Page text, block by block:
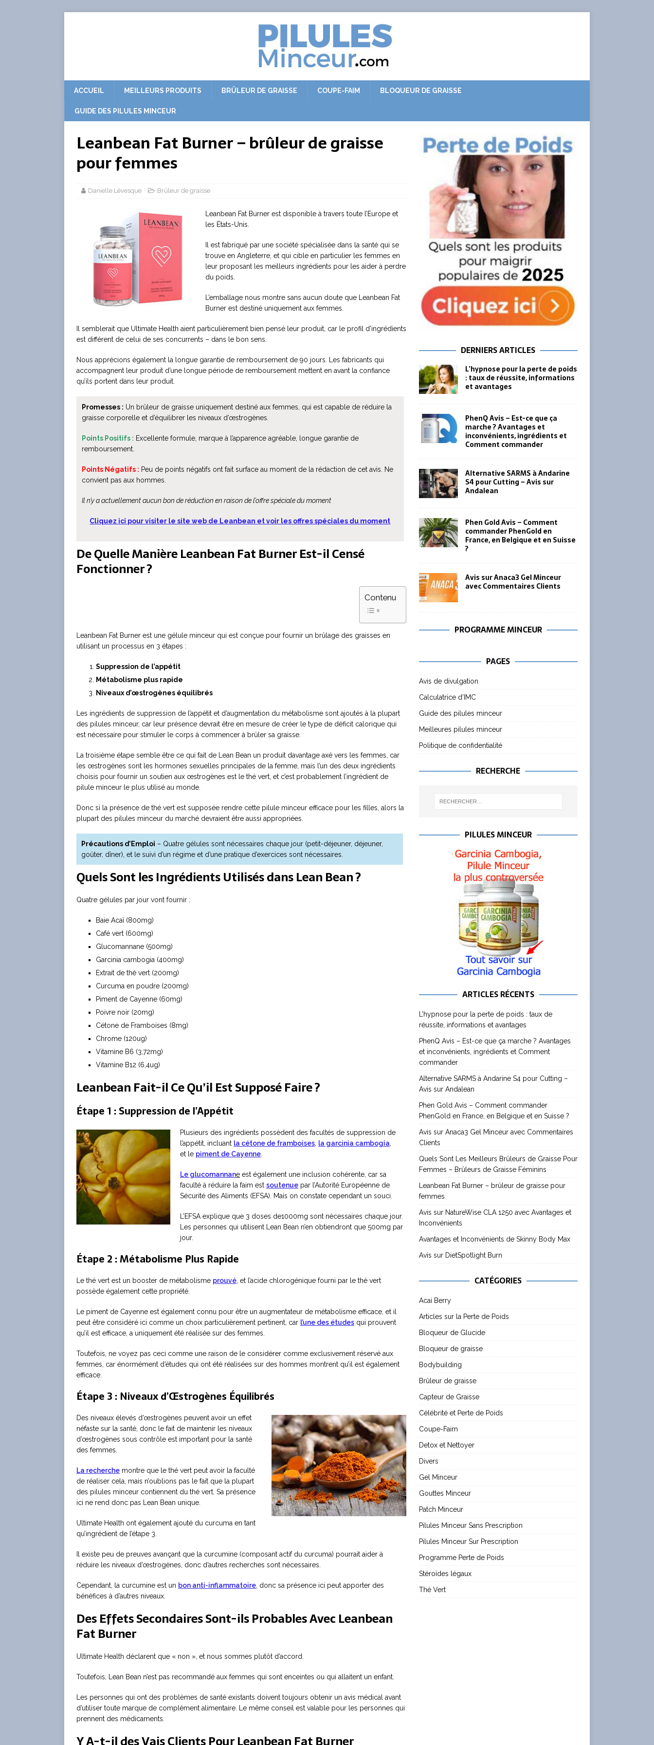
ACCUEIL MEILLEURS PRODUITS BRÛLEUR DE GRAISSE COUPE-FAIM BLOQUEUR DE GRAISSE
GUIDE DES PILULES MINCEUR
Leanbean Fat Burner – brûleur de graisse
pour femmes
Danielle Lévesque Brûleur de graisse
Leanbean Fat Burner est disponible à travers toute l’Europe et
les États-Unis.
Il est fabriqué par une société spécialisée dans la santé qui se
trouve en Angleterre, et qui cible en particulier les femmes en
leur proposant les meilleurs ingrédients pour les aider à perdre
du poids.
L’emballage nous montre sans aucun doute que Leanbean Fat
Burner est destiné uniquement aux femmes.
Il semblerait que Ultimate Health aient particulièrement bien pensé leur produit, car le profil d’ingrédients
est différent de celui de ses concurrents – dans le bon sens.
Nous apprécions également la longue garantie de remboursement de 90 jours. Les fabricants qui
accompagnent leur produit d’une longue période de remboursement mettent en avant la confiance
qu’ils portent dans leur produit.
Promesses : Un brûleur de graisse uniquement destiné aux femmes, qui est capable de réduire la
graisse corporelle et d’équilibrer les niveaux d’œstrogènes.
Points Positifs : Excellente formule, marque à l’apparence agréable, longue garantie de
remboursement.
Points Négatifs : Peu de points négatifs ont fait surface au moment de la rédaction de cet avis. Ne
convient pas aux hommes.
Il n’y a actuellement aucun bon de réduction en raison de l’offre spéciale du moment
Cliquez ici pour visiter le site web de Leanbean et voir les offres spéciales du moment
De Quelle Manière Leanbean Fat Burner Est-il Censé
Fonctionner ?
Contenu
Leanbean Fat Burner est une gélule minceur qui est conçue pour fournir un brûlage des graisses en
utilisant un processus en 3 étapes :
Suppression de l’appétit
Métabolisme plus rapide
Niveaux d’œstrogènes équilibrés
Les ingrédients de suppression de l’appétit et d’augmentation du métabolisme sont ajoutés à la plupart
des pilules minceur, car leur présence devrait être en mesure de créer le type de déficit calorique qui
est nécessaire pour stimuler le corps à commencer à brûler sa graisse.
La troisième étape semble être ce qui fait de Lean Bean un produit davantage axé vers les femmes, car
les œstrogènes sont les hormones sexuelles principales de la femme, mais l’un des deux ingrédients
choisis pour fournir un soutien aux œstrogènes est le thé vert, et c’est probablement l’ingrédient de
pilule minceur le plus utilisé au monde.
Donc si la présence de thé vert est supposée rendre cette pilule minceur efficace pour les filles, alors la
plupart des pilules minceur du marché devraient être aussi appropriées.
Précautions d’Emploi – Quatre gélules sont nécessaires chaque jour (petit-déjeuner, déjeuner,
goûter, dîner), et le suivi d’un régime et d’une pratique d’exercices sont nécessaires.
Quels Sont les Ingrédients Utilisés dans Lean Bean ?
Quatre gélules par jour vont fournir :
Baie Acaï (800mg)
Café vert (600mg)
Glucomannane (500mg)
Garcinia cambogia (400mg)
Extrait de thé vert (200mg)
Curcuma en poudre (200mg)
Piment de Cayenne (60mg)
Poivre noir (20mg)
Cétone de Framboises (8mg)
Chrome (120ug)
Vitamine B6 (3,72mg)
Vitamine B12 (6,4ug)
Leanbean Fait-il Ce Qu’il Est Supposé Faire ?
Étape 1 : Suppression de l’Appétit
Plusieurs des ingrédients possèdent des facultés de suppression de
l’appétit, incluant la cétone de framboises la garcinia cambogia
et le piment de Cayenne
Le glucomannane est également une inclusion cohérente, car sa
faculté à réduire la faim est soutenue par l’Autorité Européenne de
Sécurité des Aliments (EFSA). Mais on constate cependant un souci.
L’EFSA explique que 3 doses de1000mg sont nécessaires chaque jour.
Les personnes qui utilisent Lean Bean n’en obtiendront que 500mg par
jour.
Étape 2 : Métabolisme Plus Rapide
Le thé vert est un booster de métabolisme prouvé , et l’acide chlorogénique fourni par le thé vert
possède également cette propriété.
Le piment de Cayenne est également connu pour être un augmentateur de métabolisme efficace, et il
peut être considéré ici comme un choix particulièrement pertinent, car l’une des études qui prouvent
qu’il est efficace, a uniquement été réalisée sur des femmes.
Toutefois, ne voyez pas ceci comme une raison de le considérer comme exclusivement réservé aux
femmes, car énormément d’études qui ont été réalisées sur des hommes montrent qu’il est également
efficace.
Étape 3 : Niveaux d’Œstrogènes Équilibrés
Des niveaux élevés d’œstrogènes peuvent avoir un effet
néfaste sur la santé, donc le fait de maintenir les niveaux
d’œstrogènes sous contrôle est important pour la santé
des femmes.
La recherche montre que le thé vert peut avoir la faculté
de réaliser cela, mais n’oublions pas le fait que la plupart
des pilules minceur contiennent du thé vert. Sa présence
ici ne rend donc pas Lean Bean unique.
Ultimate Health ont également ajouté du curcuma en tant
qu’ingrédient de l’étape 3.
Il existe peu de preuves avançant que la curcumine (composant actif du curcuma) pourrait aider à
réduire les niveaux d’œstrogènes, donc d’autres recherches sont nécessaires.
Cependant, la curcumine est un bon anti-inflammatoire , donc sa présence ici peut apporter des
bénéfices à d’autres niveaux.
Des Effets Secondaires Sont-ils Probables Avec Leanbean
Fat Burner
Ultimate Health déclarent que « non », et nous sommes plutôt d’accord.
Toutefois, Lean Bean n’est pas recommandé aux femmes qui sont enceintes ou qui allaitent un enfant.
Les personnes qui ont des problèmes de santé existants doivent toujours obtenir un avis médical avant
d’utiliser toute marque de complément alimentaire. Le même conseil est valable pour les personnes qui
prennent des médicaments.
DERNIERS ARTICLES
L’hypnose pour la perte de poids
: taux de réussite, informations
et avantages
PhenQ Avis – Est-ce que ça
marche ? Avantages et
inconvénients, ingrédients et
Comment commander
Alternative SARMS à Andarine
S4 pour Cutting – Avis sur
Andalean
Phen Gold Avis – Comment
commander PhenGold en
France, en Belgique et en Suisse
?
Avis sur Anaca3 Gel Minceur
avec Commentaires Clients
PROGRAMME MINCEUR
PAGES
Avis de divulgation
Calculatrice d’IMC
Guide des pilules minceur
Meilleures pilules minceur
Politique de confidentialité
RECHERCHE
PILULES MINCEUR
ARTICLES RÉCENTS
L’hypnose pour la perte de poids : taux de
réussite, informations et avantages
PhenQ Avis – Est-ce que ça marche ? Avantages
et inconvénients, ingrédients et Comment
commander
Alternative SARMS à Andarine S4 pour Cutting –
Avis sur Andalean
Phen Gold Avis – Comment commander
PhenGold en France, en Belgique et en Suisse ?
Avis sur Anaca3 Gel Minceur avec Commentaires
Clients
Quels Sont Les Meilleurs Brûleurs de Graisse Pour
Femmes – Brûleurs de Graisse Féminins
Leanbean Fat Burner – brûleur de graisse pour
femmes
Avis sur NatureWise CLA 1250 avec Avantages et
Inconvénients
Avantages et Inconvénients de Skinny Body Max
Avis sur DietSpotlight Burn
CATÉGORIES
Acai Berry
Articles sur la Perte de Poids
Bloqueur de Glucide
Bloqueur de graisse
Bodybuilding
Brûleur de graisse
Capteur de Graisse
Célébrité et Perte de Poids
Coupe-Faim
Detox et Nettoyer
Divers
Gel Minceur
Gouttes Minceur
Patch Minceur
Pilules Minceur Sans Prescription
Pilules Minceur Sur Prescription
Programme Perte de Poids
Stéroïdes légaux
Thé Vert